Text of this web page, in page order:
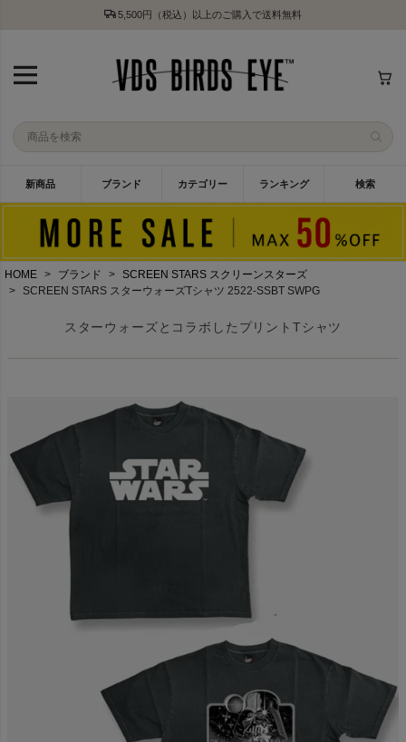
5,500円（税込）以上のご購入で送料無料
新商品 ブランド カテゴリー ランキング 検索
HOME ブランド
SCREEN STARS スクリーンスターズ
SCREEN STARS スターウォーズTシャツ 2522-SSBT SWPG
スターウォーズとコラボしたプリントTシャツ